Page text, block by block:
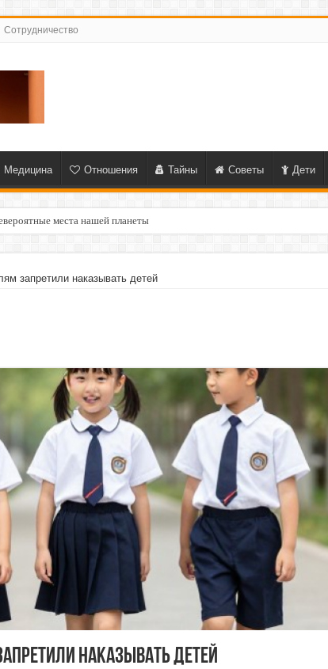
Сотрудничество
Медицина Отношения Тайны Советы Дети
места нашей планеты
запретили наказывать детей
наказывать детей